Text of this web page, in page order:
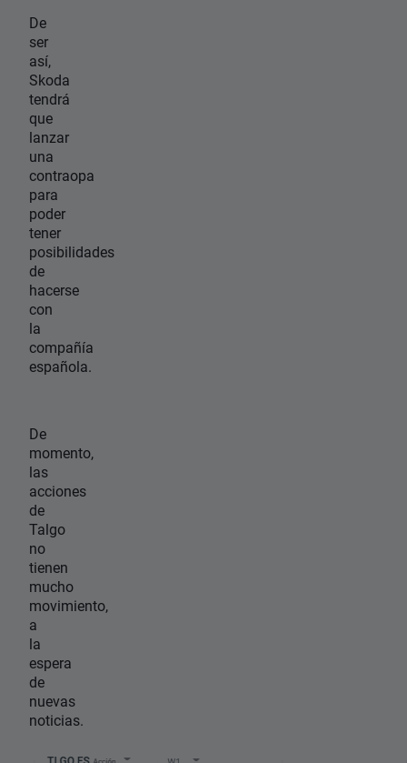
De
ser
así,
Skoda
tendrá
que
lanzar
una
contraopa
para
poder
tener
posibilidades
de
hacerse
con
la
compañía
española.
De
momento,
las
acciones
de
Talgo
no
tienen
mucho
movimiento,
a
la
espera
de
nuevas
noticias.